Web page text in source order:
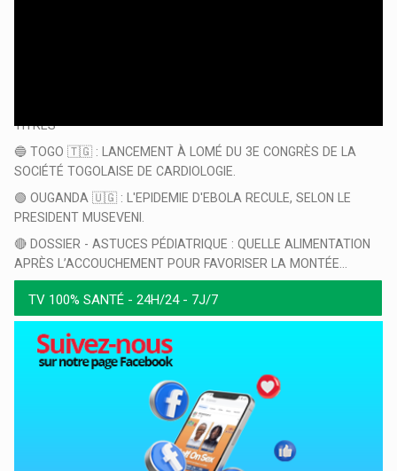
TITRES
🔵 TOGO 🇹🇬 : LANCEMENT À LOMÉ DU 3E CONGRÈS DE LA
SOCIÉTÉ TOGOLAISE DE CARDIOLOGIE.
🟢 OUGANDA 🇺🇬 : L'EPIDEMIE D'EBOLA RECULE, SELON LE
PRESIDENT MUSEVENI.
🔴 DOSSIER - ASTUCES PÉDIATRIQUE : QUELLE ALIMENTATION
APRÈS L’ACCOUCHEMENT POUR FAVORISER LA MONTÉE...
TV 100% SANTÉ - 24H/24 - 7J/7